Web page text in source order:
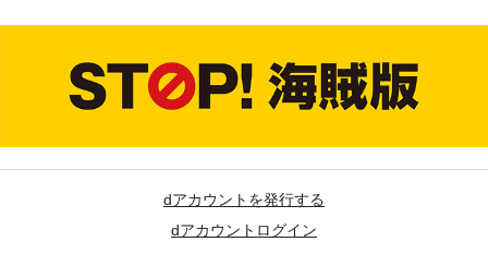
dアカウントを発行する
dアカウントログイン